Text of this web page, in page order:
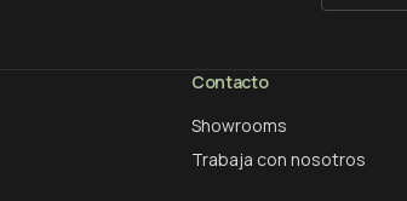
Contacto
Showrooms
Trabaja con nosotros